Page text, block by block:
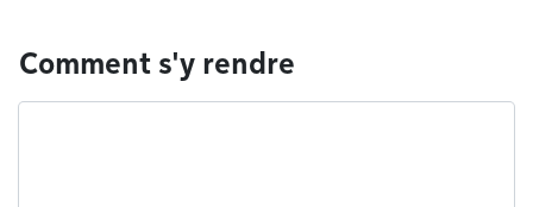
Comment s'y rendre